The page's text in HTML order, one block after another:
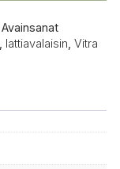
Avainsanat
lattiavalaisin Vitra